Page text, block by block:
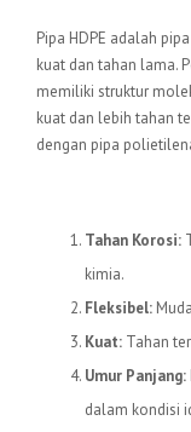
Pipa HDPE adalah
kuat dan tahan lama.
memiliki struktur
kuat dan lebih tahan
dengan pipa
Tahan Korosi:
kimia.
Fleksibel:
Kuat: Tahan
Umur Panjang:
dalam kondisi